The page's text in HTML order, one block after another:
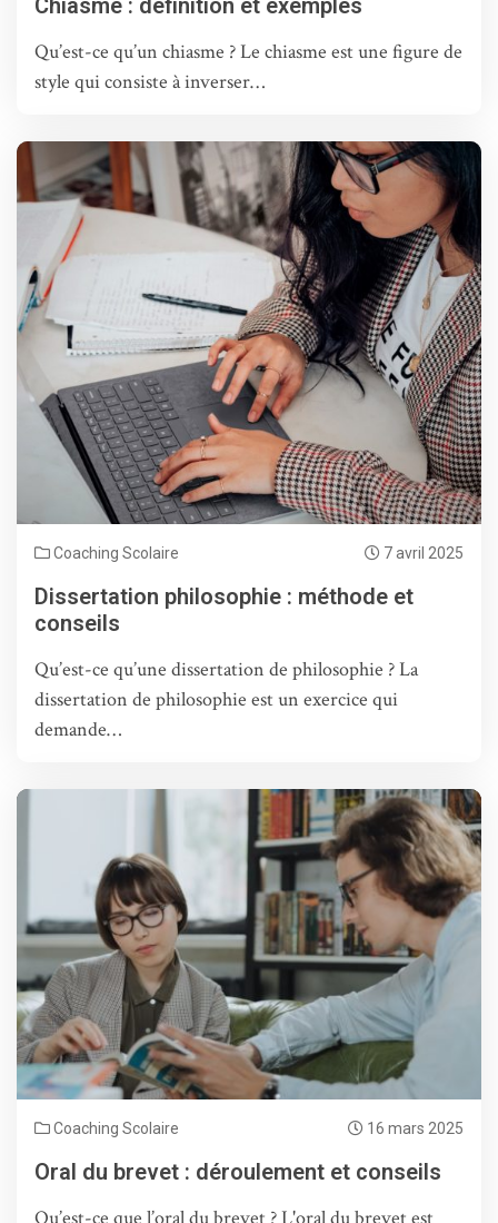
Qu’est-ce qu’un chiasme ? Le chiasme est une figure de
style qui consiste à inverser…
Coaching Scolaire 7 avril 2025
Dissertation philosophie : méthode et
conseils
Qu’est-ce qu’une dissertation de philosophie ? La
dissertation de philosophie est un exercice qui
demande…
Coaching Scolaire 16 mars 2025
Oral du brevet : déroulement et conseils
Qu’est-ce que l’oral du brevet ? L'oral du brevet est